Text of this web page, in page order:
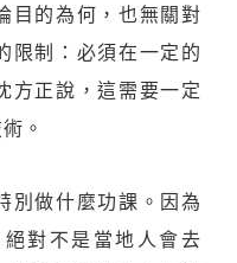
目的為何，也無關對
限制：必須在一定的
方正說，這需要一定
。
別做什麼功課。因為
對不是當地人會去